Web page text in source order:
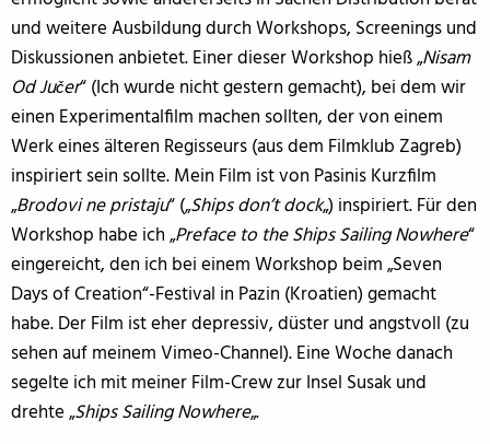
und weitere Ausbildung durch Workshops, Screenings und
Diskussionen anbietet. Einer dieser Workshop hieß „Nisam
Od Jučer“ (Ich wurde nicht gestern gemacht), bei dem wir
einen Experimentalfilm machen sollten, der von einem
Werk eines älteren Regisseurs (aus dem Filmklub Zagreb)
inspiriert sein sollte. Mein Film ist von Pasinis Kurzfilm
„Brodovi ne pristaju“ („Ships don’t dock„) inspiriert. Für den
Workshop habe ich „Preface to the Ships Sailing Nowhere“
eingereicht, den ich bei einem Workshop beim „Seven
Days of Creation“-Festival in Pazin (Kroatien) gemacht
habe. Der Film ist eher depressiv, düster und angstvoll (zu
sehen auf meinem Vimeo-Channel). Eine Woche danach
segelte ich mit meiner Film-Crew zur Insel Susak und
drehte „Ships Sailing Nowhere„.